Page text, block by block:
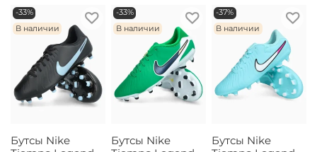
-33%
В наличии
Бутсы Nike
-33%
В наличии
Бутсы Nike
-37%
В наличии
Бутсы Nike